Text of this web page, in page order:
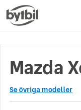
Mazda
Se övriga modeller